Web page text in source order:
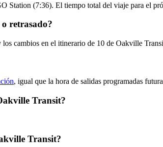
Station (7:36). El tiempo total del viaje para el
retrasado?
los cambios en el itinerario de 10 de Oakville
, igual que la hora de salidas programadas
Transit?
Transit?